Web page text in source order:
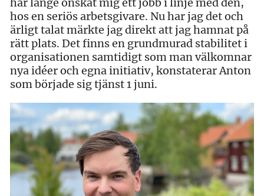
hos en seriös arbetsgivare. Nu har jag det och
ärligt talat märkte jag direkt att jag hamnat på
rätt plats. Det finns en grundmurad stabilitet i
organisationen samtidigt som man välkomnar
nya idéer och egna initiativ, konstaterar Anton
som började sig tjänst 1 juni.